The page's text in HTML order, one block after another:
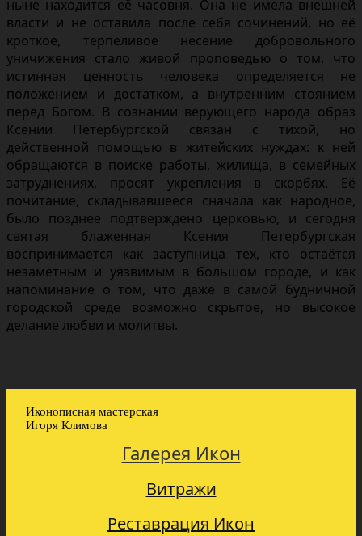
ныне находится её часовня. Она не имела внешней
власти и не оставила после себя сочинений, но её
кроткое, терпеливое несение добровольного
уничижения стало живой проповедью о том, что
истинная ценность человека определяется не
положением и достатком, а внутренним стоянием
перед Богом. В сознании верующего народа образ
Ксении Петербургской связан с тихой, но
действенной помощью в житейских нуждах: к ней
обращаются в поиске работы, жилища, в семейных
затруднениях, просят укрепления в скорбях. Её
почитание, складывавшееся сначала как народное,
было позднее подтверждено церковью, и сегодня
святая блаженная Ксения Петербургская
воспринимается как заступница тех, кто остаётся
незаметным и уязвимым в большом городе, и как
напоминание о том, что даже в самой будничной
городской среде возможно скрытое, но высокое
делание любви и молитвы.
Иконописная мастерская
Игоря Климова
Галерея Икон
Витражи
Реставрация Икон